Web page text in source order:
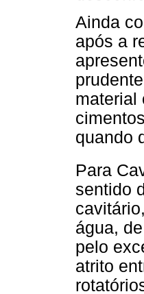
Ainda
após a
material
quando
Para
sentido
água,
pelo
atrito